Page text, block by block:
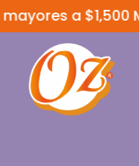
a $1,500 MXN •